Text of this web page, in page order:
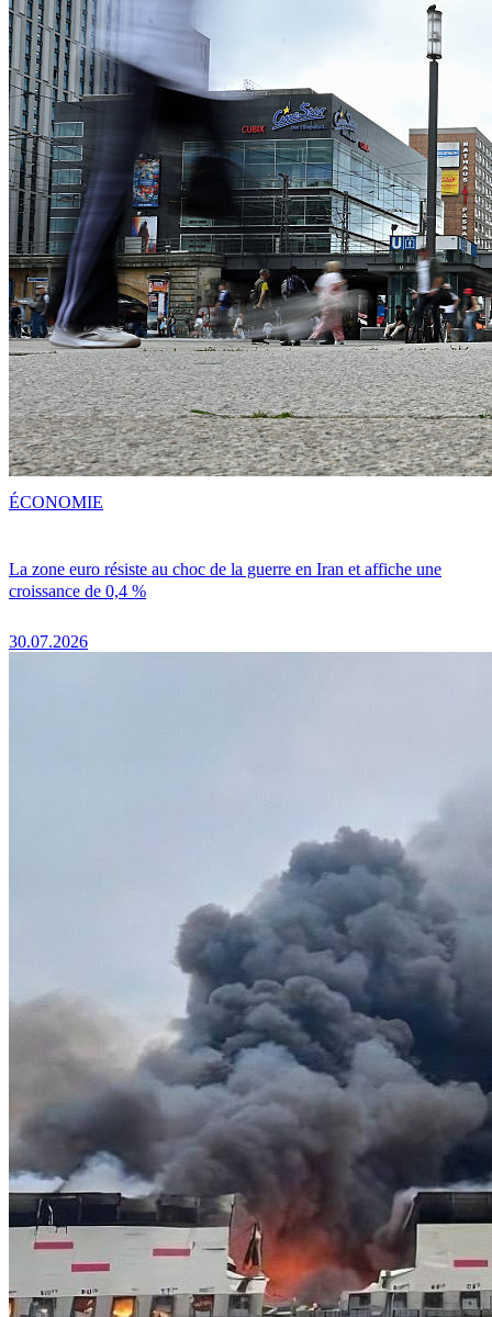
La zone euro résiste au choc de la guerre en Iran et affiche une
croissance de 0,4 %
30.07.2026
ÉCONOMIE